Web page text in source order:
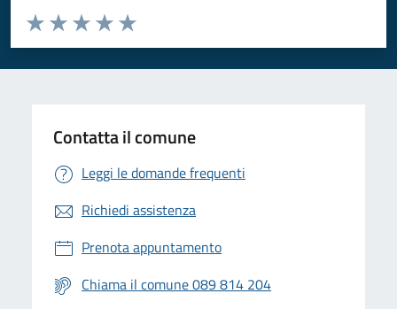
Valuta da 1 a 5 stelle la pagina
Valuta 5 stelle su 5
Valuta 4 stelle su 5
Valuta 3 stelle su 5
Valuta 2 stelle su 5
Valuta 1 stelle su 5
Contatta il comune
Leggi le domande frequenti
Richiedi assistenza
Prenota appuntamento
Chiama il comune 089 814 204